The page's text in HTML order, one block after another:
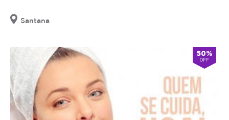
Santana
50%
OFF